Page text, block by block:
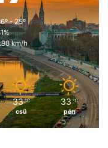
- 25º
km/h
33 ℃
csü
33 ℃
pén